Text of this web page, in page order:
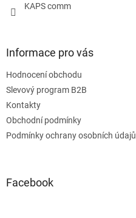
KAPS comm
Informace pro vás
Hodnocení obchodu
Slevový program B2B
Kontakty
Obchodní podmínky
Podmínky ochrany osobních údajů
Facebook